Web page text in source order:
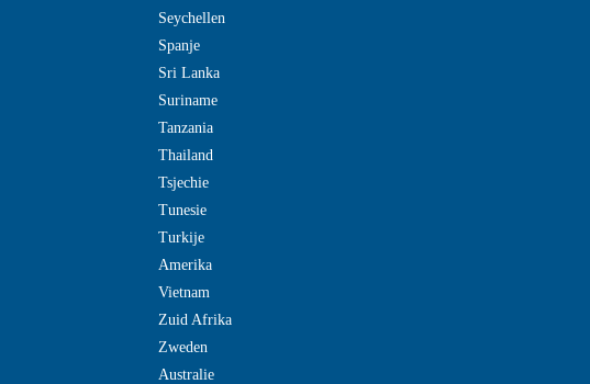
Seychellen
Spanje
Sri Lanka
Suriname
Tanzania
Thailand
Tsjechie
Tunesie
Turkije
Amerika
Vietnam
Zuid Afrika
Zweden
Australie